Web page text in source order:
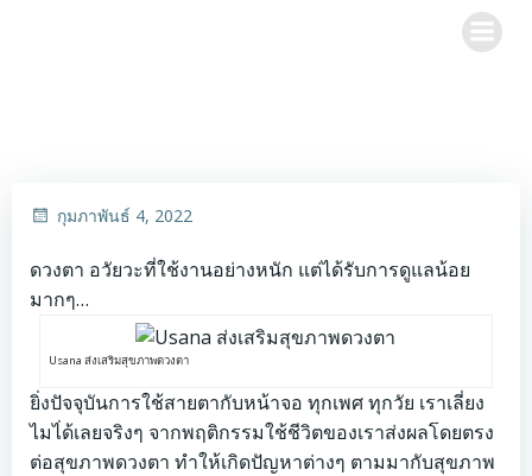
กุมภาพันธ์ 4, 2022
ดวงตา อวัยวะที่ใช้งานอย่างหนัก แต่ได้รับการดูแลน้อย
มากๆ…
Usana ส่งเสริมสุขภาพดวงตา
ยิ่งปัจจุบันการใช้สายตากับหน้าจอ ทุกเพศ ทุกวัย เราเลี่ยง
ไมไ่ด้เลยจริงๆ จากพฤติกรรมใช้ชีวิตของเราส่งผลโดยตรง
ต่อสุขภาพดวงตา ทำให้เกิดปัญหาต่างๆ ตามมากับสุขภาพ